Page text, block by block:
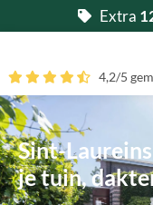
naar
inhoud
Extra
4,2/5
Sint-
je tuin,